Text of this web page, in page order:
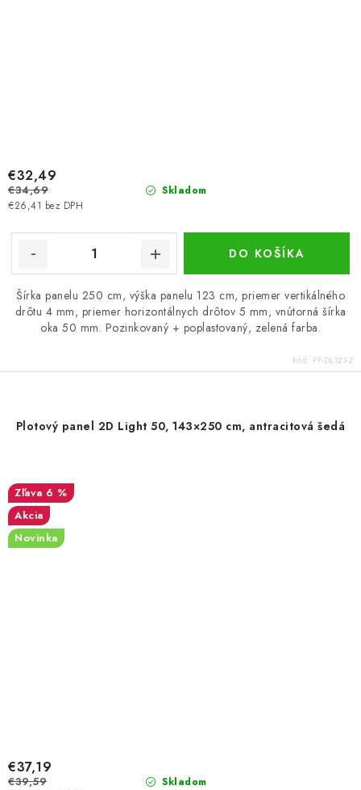
Skladom
€26,41 bez DPH
€32,49
€34,69
DO KOŠÍKA
Šírka panelu 250 cm, výška panelu 123 cm, priemer vertikálného
drôtu 4 mm, priemer horizontálnych drôtov 5 mm, vnútorná šírka
oka 50 mm. Pozinkovaný + poplastovaný, zelená farba.
Kód: PP-DL123-Z
Plotový panel 2D Light 50, 143×250 cm, antracitová šedá
6 %
Akcia
Novinka
Skladom
€37,19
€39,59